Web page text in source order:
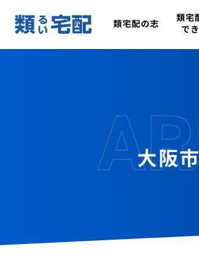
類宅配の志
類宅
で
大阪